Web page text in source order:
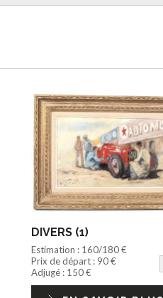
DIVERS (1)
Estimation : 160/180 €
Prix de départ : 90 €
Adjugé : 150 €